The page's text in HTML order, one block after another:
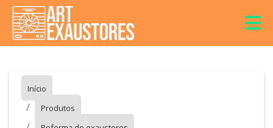
Início
Produtos